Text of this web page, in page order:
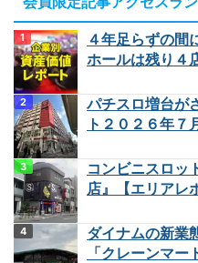
４年足らずの間
ホールは残り４
パチスロ増台が
ト２０２６年
コンビニスロッ
店』【エリア
ダイナムの新業
「クレーンマ